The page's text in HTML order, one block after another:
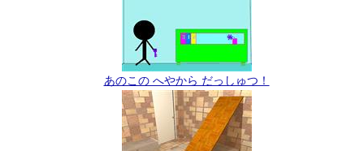
あのこの へやから だっしゅつ！